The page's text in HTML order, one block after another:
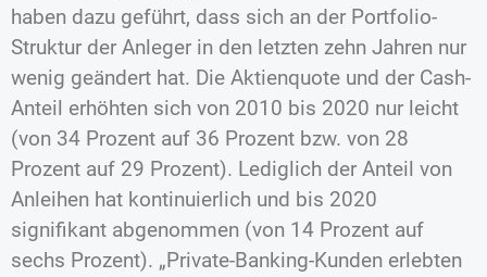
haben dazu geführt, dass sich an der Portfolio-
Struktur der Anleger in den letzten zehn Jahren nur
wenig geändert hat. Die Aktienquote und der Cash-
Anteil erhöhten sich von 2010 bis 2020 nur leicht
(von 34 Prozent auf 36 Prozent bzw. von 28
Prozent auf 29 Prozent). Lediglich der Anteil von
Anleihen hat kontinuierlich und bis 2020
signifikant abgenommen (von 14 Prozent auf
sechs Prozent). „Private-Banking-Kunden erlebten